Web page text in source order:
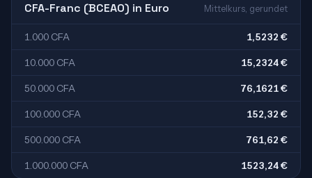
CFA-Franc (BCEAO) in Euro Mittelkurs, gerundet
1.000 CFA 1,5232 €
10.000 CFA 15,2324 €
50.000 CFA 76,1621 €
100.000 CFA 152,32 €
500.000 CFA 761,62 €
1.000.000 CFA 1523,24 €